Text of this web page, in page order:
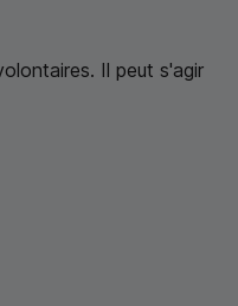
Il peut s'agir